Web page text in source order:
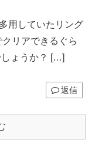
用していたリング
リアできるぐら
しょうか？ […]
返信